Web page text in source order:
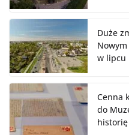
Duże
w lipcu
Cenna
do